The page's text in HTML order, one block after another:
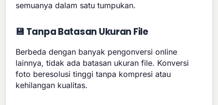
semuanya dalam satu tumpukan.
💾 Tanpa Batasan Ukuran File
Berbeda dengan banyak pengonversi online
lainnya, tidak ada batasan ukuran file. Konversi
foto beresolusi tinggi tanpa kompresi atau
kehilangan kualitas.